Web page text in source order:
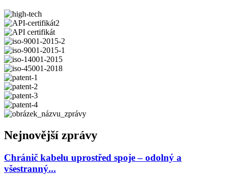
Nejnovější zprávy
Chránič kabelu uprostřed spoje – odolný a
všestranný...